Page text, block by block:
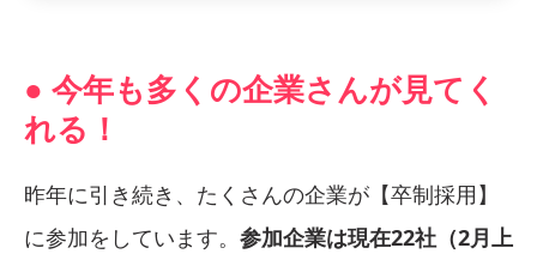
● 今年も多くの企業さんが見てく
れる！
昨年に引き続き、たくさんの企業が【卒制採用】
に参加をしています。 参加企業は現在22社（2月上